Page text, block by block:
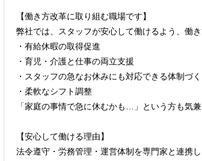
【働き方改革に取り組む職場です】
弊社では、スタッフが安心して働けるよう、働
・有給休暇の取得促進
・育児・介護と仕事の両立支援
・スタッフの急なお休みにも対応できる体制づく
・柔軟なシフト調整
「家庭の事情で急に休むかも…」という方も気
【安心して働ける理由】
法令遵守・労務管理・運営体制を専門家と連携し